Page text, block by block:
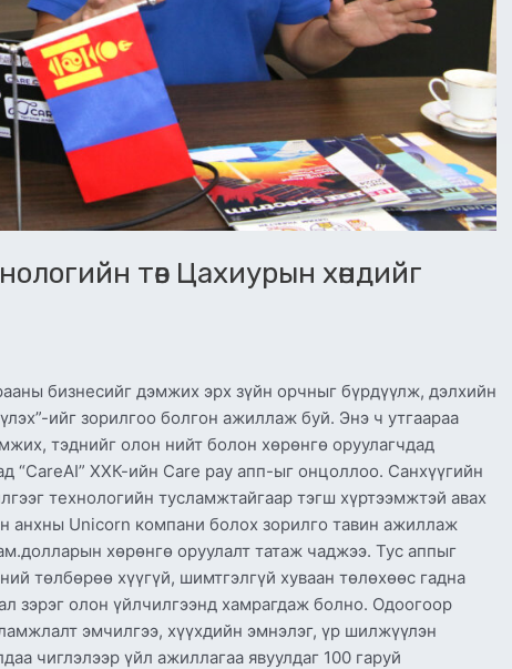
төв Цахиурын хөндийг
бизнесийг дэмжих эрх зүйн орчныг бүрдүүлж, дэлхийн
ийг зорилгоо болгон ажиллаж буй. Энэ ч утгаараа
тэднийг олон нийт болон хөрөнгө оруулагчдад
“CareAI” ХХК-ийн Care pay апп-ыг онцоллоо. Санхүүгийн
технологийн тусламжтайгаар тэгш хүртээмжтэй авах
Unicorn компани болох зорилго тавин ажиллаж
хөрөнгө оруулалт татаж чаджээ. Тус аппыг
төлбөрөө хүүгүй, шимтгэлгүй хуваан төлөхөөс гадна
зэрэг олон үйлчилгээнд хамрагдаж болно. Одоогоор
эмчилгээ, хүүхдийн эмнэлэг, үр шилжүүлэн
чиглэлээр үйл ажиллагаа явуулдаг 100 гаруй